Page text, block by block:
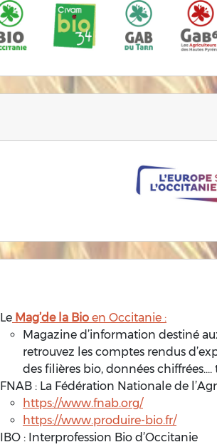
Le Mag’de la Bio en Occitanie :
Magazine d’information destiné
retrouvez les comptes rendus
des filières bio, données
FNAB : La Fédération Nationale de
https://www.fnab.org/
https://www.produire-bio.fr/
IBO : Interprofession Bio d’Occitanie